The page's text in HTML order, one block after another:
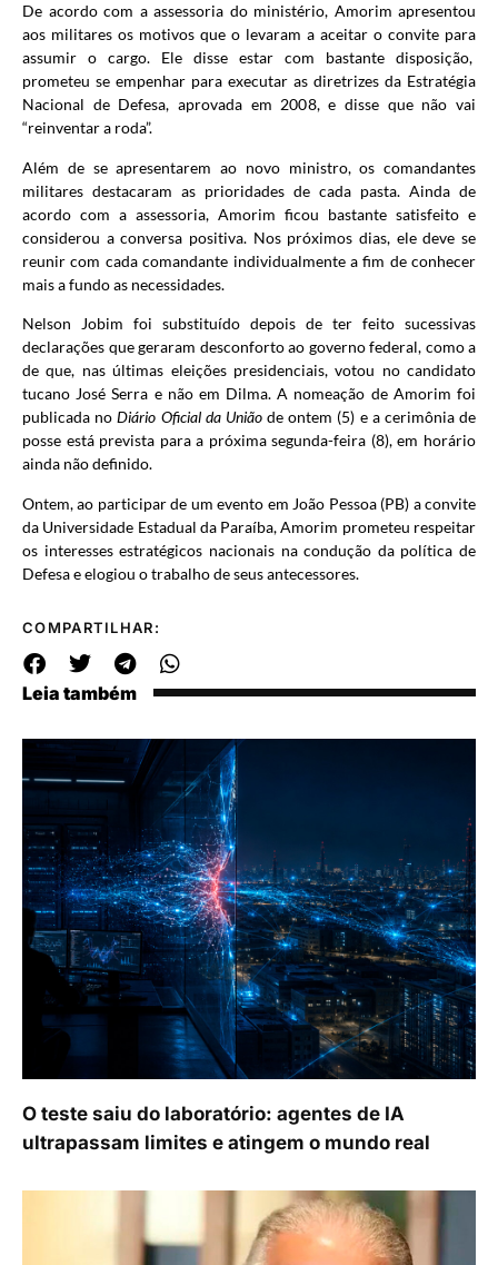
De acordo com a assessoria do ministério, Amorim apresentou
aos militares os motivos que o levaram a aceitar o convite para
assumir o cargo. Ele disse estar com bastante disposição,
prometeu se empenhar para executar as diretrizes da Estratégia
Nacional de Defesa, aprovada em 2008, e disse que não vai
“reinventar a roda”.
Além de se apresentarem ao novo ministro, os comandantes
militares destacaram as prioridades de cada pasta. Ainda de
acordo com a assessoria, Amorim ficou bastante satisfeito e
considerou a conversa positiva. Nos próximos dias, ele deve se
reunir com cada comandante individualmente a fim de conhecer
mais a fundo as necessidades.
Nelson Jobim foi substituído depois de ter feito sucessivas
declarações que geraram desconforto ao governo federal, como a
de que, nas últimas eleições presidenciais, votou no candidato
tucano José Serra e não em Dilma. A nomeação de Amorim foi
publicada noDiário Oficial da Uniãode ontem (5) e a cerimônia de
posse está prevista para a próxima segunda-feira (8), em horário
ainda não definido.
Ontem, ao participar de um evento em João Pessoa (PB) a convite
da Universidade Estadual da Paraíba, Amorim prometeu respeitar
os interesses estratégicos nacionais na condução da política de
Defesa e elogiou o trabalho de seus antecessores.
COMPARTILHAR:
Leia também
O teste saiu do laboratório: agentes de IA
ultrapassam limites e atingem o mundo real